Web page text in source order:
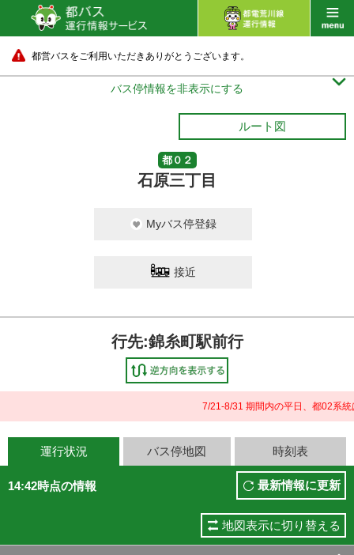
都営バスをご利用いただきありがとうございます。
バス停情報を非表示にする 
ルート図
都０２
石原三丁目
Myバス停登録
接近
行先:錦糸町駅前行
7/21-8/31 期間内の平日、都02系統
運行状況 バス停地図 時刻表
14:42時点の情報 最新情報に更新
地図表示に切り替える